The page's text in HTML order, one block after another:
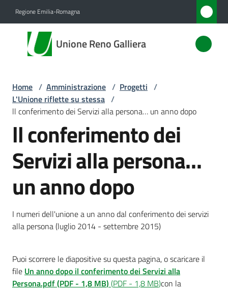
Regione Emilia-Romagna
Unione Reno Galliera
Unione
Reno
Amministrazione
Novità
Servizi
Vivere
Amministrazione
trasparente
Home / Amministrazione / Progetti /
L'Unione riflette su stessa /
ll conferimento dei Servizi alla persona… un anno dopo
ll conferimento dei
Servizi alla persona…
un anno dopo
I numeri dell'unione a un anno dal conferimento dei servizi
alla persona (luglio 2014 - settembre 2015)
Puoi scorrere le diapositive su questa pagina, o scaricare il
file Un anno dopo il conferimento dei Servizi alla
Persona.pdf(PDF - 1,8 MB) (PDF - 1,8 MB)con la